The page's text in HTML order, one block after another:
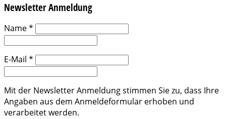
Newsletter Anmeldung
Name*
E-Mail *
Mit der Newsletter Anmeldung stimmen Sie zu, dass Ihre
Angaben aus dem Anmeldeformular erhoben und
verarbeitet werden.